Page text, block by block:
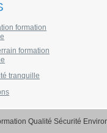
formation
formation
tranquille
Qualité Sécurité